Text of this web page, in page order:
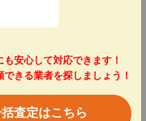
安心して対応できます！
きる業者を探しましょう！
査定はこちら